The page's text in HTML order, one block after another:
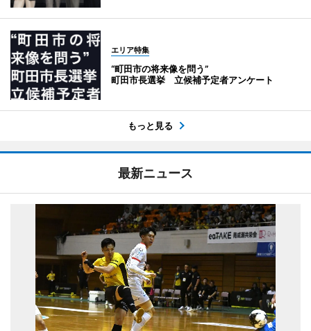
エリア特集
“町田市の将来像を問う”
町田市長選挙 立候補予定者アンケート
もっと見る
最新ニュース